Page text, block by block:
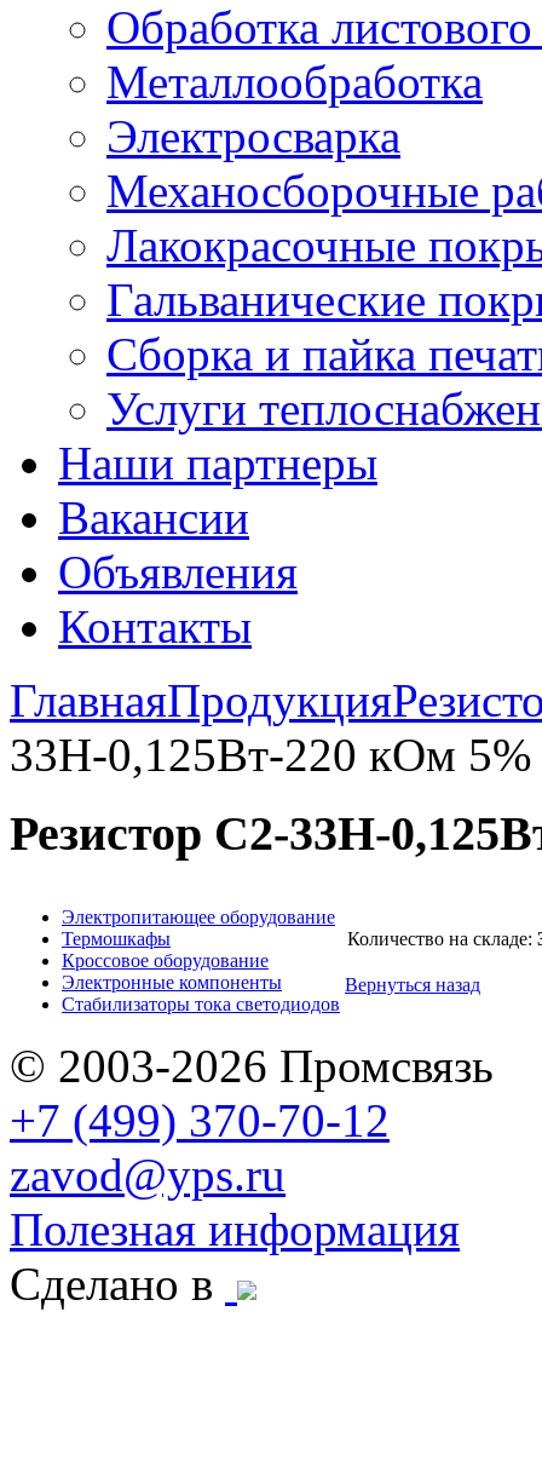
Обработка
Металлообработка
Электросварка
Механосборочные
Лакокрасочные
Гальванические
Сборка и пайка
Услуги
Наши партнеры
Вакансии
Объявления
Контакты
ГлавнаяПродукция
33Н-0,125Вт-220 кОм 5%
Резистор С2-33Н-
Электропитающее оборудование
Термошкафы
Кроссовое оборудование
Электронные компоненты
Стабилизаторы тока светодиодов
Количество на складе:
Вернуться назад
© 2003-2026 Промсвязь
+7 (499) 370-70-12
zavod@yps.ru
Полезная информация
Сделано в